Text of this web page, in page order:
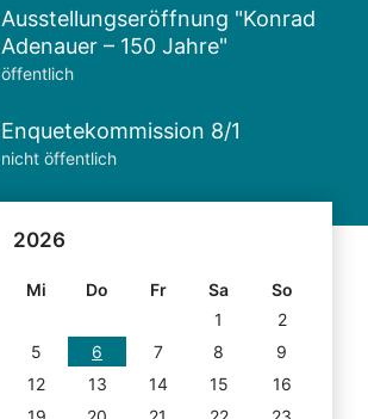
Ausstellungseröffnung "Konrad
Adenauer – 150 Jahre"
öffentlich
Enquetekommission 8/1
nicht öffentlich
2026
Mi Do Fr Sa
So
1
2
5 6 7 8
9
12 13 14 15
16